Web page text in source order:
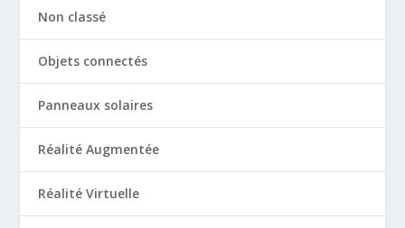
Non classé
Objets connectés
Panneaux solaires
Réalité Augmentée
Réalité Virtuelle